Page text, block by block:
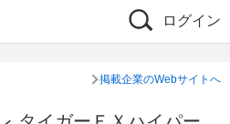
ログイン
掲載企業のWebサイトへ